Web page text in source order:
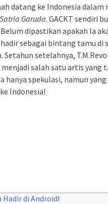
datang ke Indonesia
Garuda. GACKT sendiri
dipastikan apakah Ia
sebagai bintang tamu
setelahnya,
menjadi salah satu artis
hanya spekulasi, namun
Indonesia!
Hadir di Android!